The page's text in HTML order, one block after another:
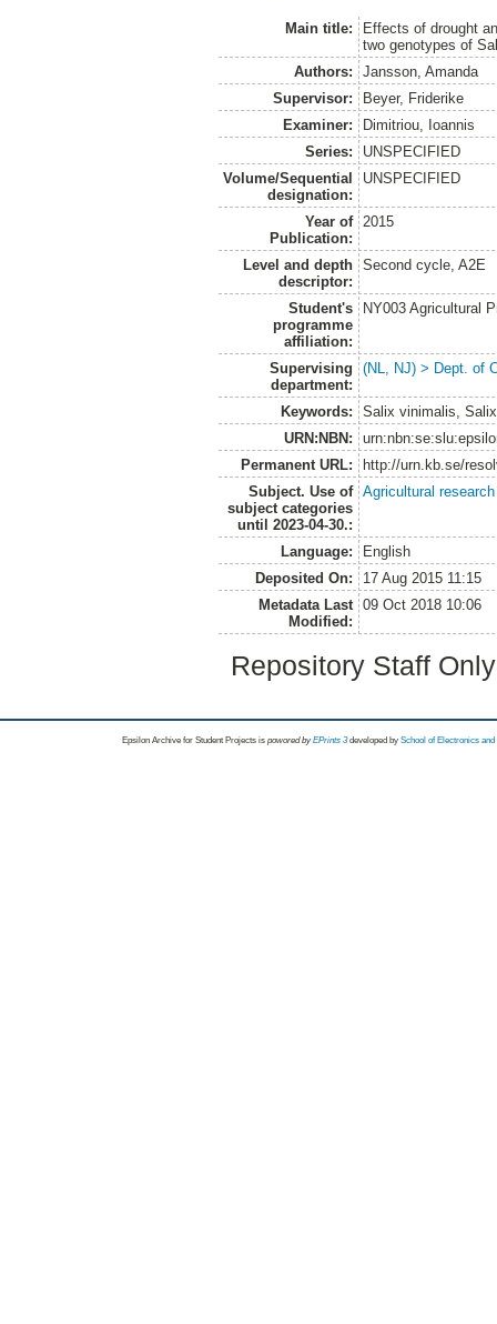
Main title:
Effects of drought
two genotypes of
Authors:
Jansson, Amanda
Supervisor:
Beyer, Friderike
Examiner:
Dimitriou, Ioannis
Series:
UNSPECIFIED
Volume/Sequential
designation:
UNSPECIFIED
Year of
Publication:
2015
Level and depth
descriptor:
Second cycle, A2E
Student's
programme
affiliation:
NY003 Agricultural
Supervising
department:
(NL, NJ) > Dept. of
Keywords:
Salix vinimalis,
URN:NBN:
Permanent URL:
http://urn.kb.se/
Subject. Use of
subject categories
until 2023-04-30.:
Agricultural research
Language:
English
Deposited On:
17 Aug 2015 11:15
Metadata Last
Modified:
09 Oct 2018 10:06
Repository Staff
Epsilon Archive for Student Projects is powored byEPrints 3 developed by School of Electronics